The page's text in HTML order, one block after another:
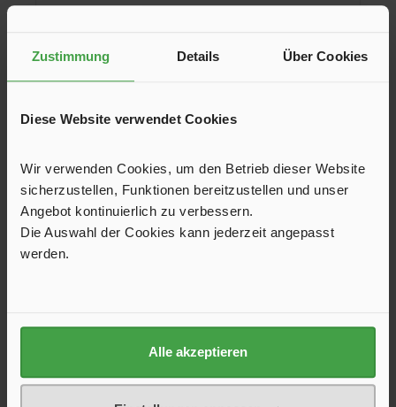
Zustimmung Details Über Cookies
Diese Website verwendet Cookies
Wir verwenden Cookies, um den Betrieb dieser Website
sicherzustellen, Funktionen bereitzustellen und unser
Angebot kontinuierlich zu verbessern.
Die Auswahl der Cookies kann jederzeit angepasst
werden.
Alle akzeptieren
Abklappbarer Innenrahmen mit Moskitonetz für Ihre MPK-
24,50 €*
Farbe
beige
grau +1
Produktgalerie überspringen
Kunden haben sich ebenfalls angesehen